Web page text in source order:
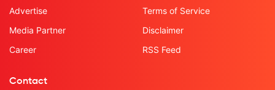
Advertise
Media Partner
Career
Terms of Service
Disclaimer
RSS Feed
Contact